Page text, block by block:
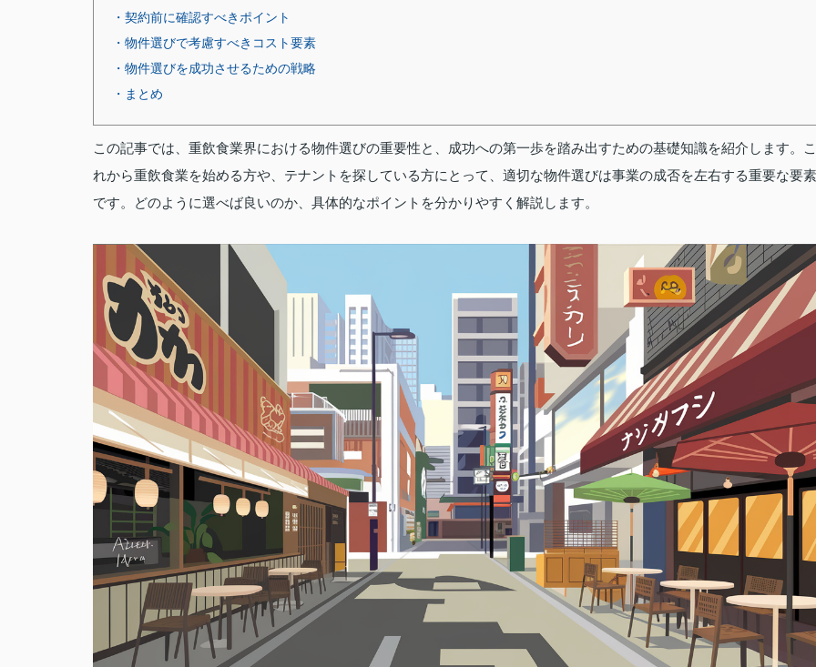
・契約前に確認すべきポイント
・物件選びで考慮すべきコスト要素
・物件選びを成功させるための戦略
・まとめ
この記事では、重飲食業界における物件選びの重要性と、成功への第一歩を踏み出すための基礎知識を紹介します。こ
れから重飲食業を始める方や、テナントを探している方にとって、適切な物件選びは事業の成否を左右する重要な要素
です。どのように選べば良いのか、具体的なポイントを分かりやすく解説します。